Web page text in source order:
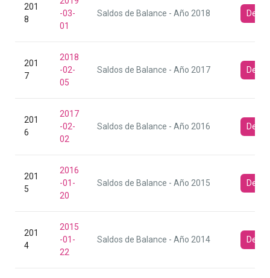
201
8
-03-
01
Saldos de Balance - Año 2018
201
7
2018
-02-
05
Saldos de Balance - Año 2017
201
6
2017
-02-
02
Saldos de Balance - Año 2016
201
5
2016
-01-
20
Saldos de Balance - Año 2015
201
4
2015
-01-
22
Saldos de Balance - Año 2014